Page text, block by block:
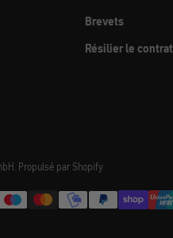
Brevets
Résilier le contrat
Propulsé par Shopify